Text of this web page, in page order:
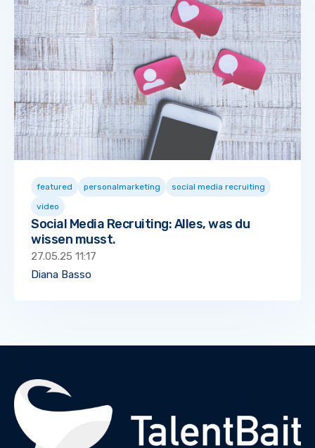
featured personalmarketing
social media recruiting
video
Social Media Recruiting: Alles, was du
wissen musst.
27.05.25 11:17
Diana Basso